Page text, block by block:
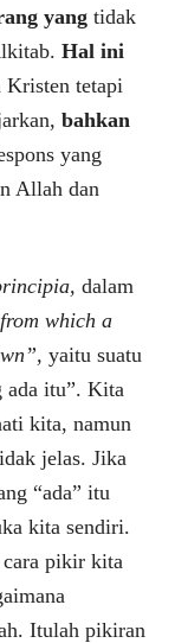
yangtidak
Hal ini
tetapi
bahkan
yang
Allah dan
dalam
which a
yaitu suatu
ada itu”. Kita
kita, namun
jelas. Jika
“ada” itu
kita sendiri.
cara pikir kita
Itulah pikiran